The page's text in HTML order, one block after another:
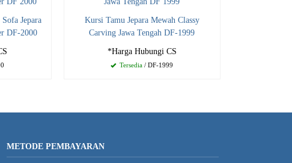
Jepara
DF-2000
Kursi Tamu Jepara Mewah Classy
Carving Jawa Tengah DF-1999
*Harga Hubungi CS
Tersedia / DF-1999
METODE PEMBAYARAN